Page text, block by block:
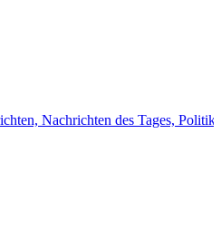
Nachrichten des Tages, Politik